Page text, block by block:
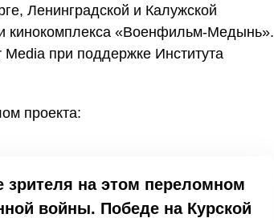
Ленинградской и Калужской
кинокомплекса «Военфильм-Медынь».
при поддержке Института
проекта:
на этом переломном
войны. Победе на Курской